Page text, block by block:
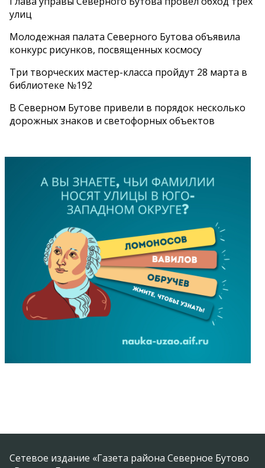
улиц
Молодежная палата Северного Бутова объявила
конкурс рисунков, посвященных космосу
Три творческих мастер-класса пройдут 28 марта в
библиотеке №192
В Северном Бутове привели в порядок несколько
дорожных знаков и светофорных объектов
Сетевое издание «Газета района Северное Бутово